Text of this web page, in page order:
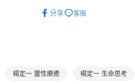
醒簡訊。
款買賣價金債權讓與本公司後，依
１．於結帳方式選擇「AFTEE先
先享後付繳納相關費用。
每筆NT$70，滿NT$800(含以
每筆NT$70，滿NT$800(含以
分享 客服
楊定一 靈性療癒 楊定一 生命思考